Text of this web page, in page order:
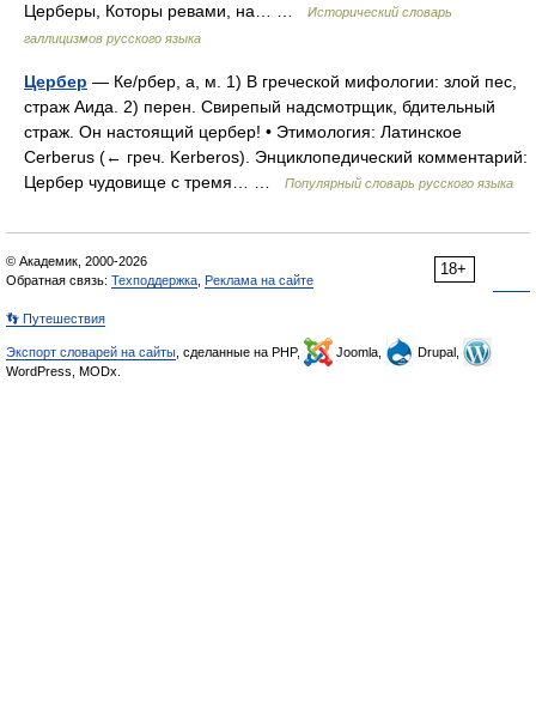
Церберы, Которы ревами, на… …
Исторический словарь
галлицизмов русского языка
Цербер — Ке/рбер, а, м. 1) В греческой мифологии: злой пес,
страж Аида. 2) перен. Свирепый надсмотрщик, бдительный
страж. Он настоящий цербер! • Этимология: Латинское
Cerberus (← греч. Kerberos). Энциклопедический комментарий:
Цербер чудовище с тремя… …
Популярный словарь русского языка
18+
© Академик, 2000-2026
Обратная связь: Техподдержка Реклама на сайте
👣 Путешествия
Экспорт словарей на сайты , сделанные на PHP, Joomla,
Drupal,
WordPress, MODx.